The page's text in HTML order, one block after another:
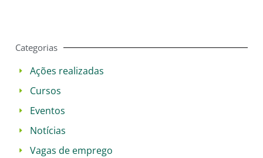
Categorias
Ações realizadas
Cursos
Eventos
Notícias
Vagas de emprego